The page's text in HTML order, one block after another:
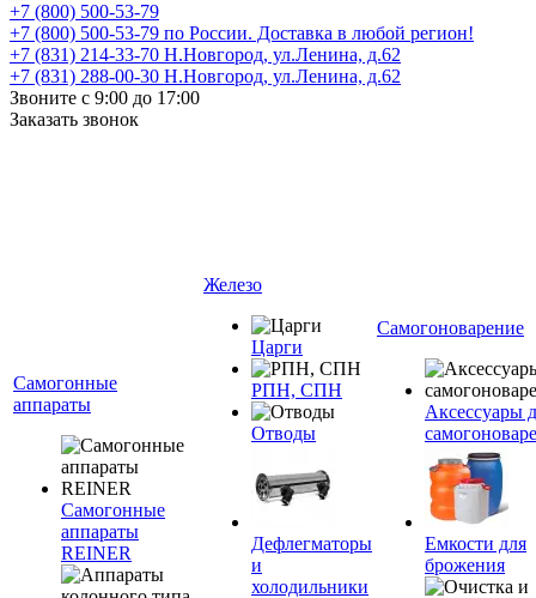
+7 (800) 500-53-79
+7 (800) 500-53-79 по России. Доставка в любой регион!
+7 (831) 214-33-70 Н.Новгород, ул.Ленина, д.62
+7 (831) 288-00-30 Н.Новгород, ул.Ленина, д.62
Звоните с 9:00 до 17:00
Заказать звонок
Самогонные
аппараты
Самогонные
аппараты
REINER
Железо
Царги
РПН, СПН
Отводы
Дефлегматоры
и
холодильники
Самогоноварение
Аксессуары
Емкости для
брожения